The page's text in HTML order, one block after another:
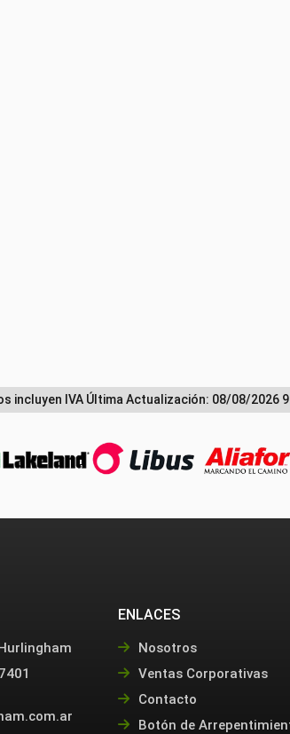
incluyen IVA Última Actualización: 08/08/2026
ENLACES
Nosotros
Ventas Corporativas
Contacto
Botón de